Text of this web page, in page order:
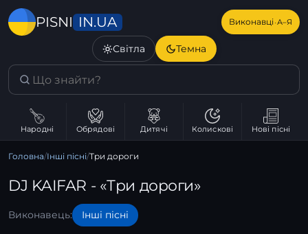
PISNI IN.UA Виконавці·А–Я
Світла Темна
Народні Обрядові Дитячі Колискові Нові пісні
Головна/Інші пісні/Три дороги
DJ KAIFAR - «Три дороги»
Виконавець: Інші пісні